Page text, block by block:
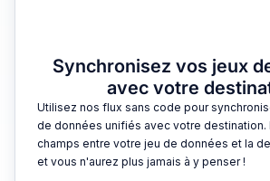
Synchronisez vos jeux
avec votre
Utilisez nos flux sans code pour
de données unifiés avec votre destination.
champs entre votre jeu de données et la
et vous n'aurez plus jamais à y penser !